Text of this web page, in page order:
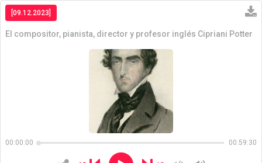
[09.12.2023]
El compositor, pianista, director y profesor inglés Cipriani Potter
00:00:00 00:59:30